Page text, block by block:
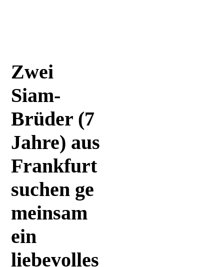
Zwei
Siam-
Brüder (7
Jahre) aus
Frankfurt
suchen ge
meinsam
ein
liebevolles